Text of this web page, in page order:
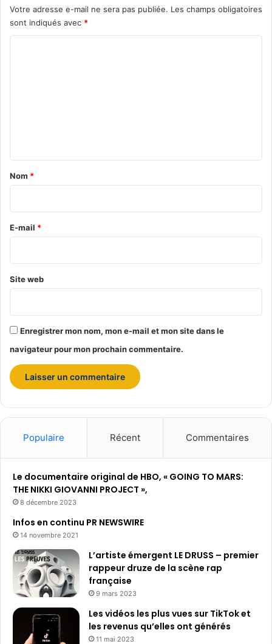
Votre adresse e-mail ne sera pas publiée. Les champs obligatoires
sont indiqués avec *
a
r
e
Nom *
E-mail *
Site web
Enregistrer mon nom, mon e-mail et mon site dans le
navigateur pour mon prochain commentaire.
Populaire Récent Commentaires
Le documentaire original de HBO, « GOING TO MARS:
THE NIKKI GIOVANNI PROJECT »,
8 décembre 2023
Infos en continu PR NEWSWIRE
14 novembre 2021
L’artiste émergent LE DRUSS – premier
rappeur druze de la scène rap
française
9 mars 2023
Les vidéos les plus vues sur TikTok et
les revenus qu’elles ont générés
11 mai 2023